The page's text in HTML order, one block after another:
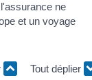
ne
et un voyage
Tout déplier